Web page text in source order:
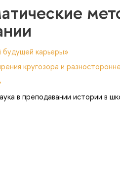
карьеры»
кругозора и
в преподавании истории в